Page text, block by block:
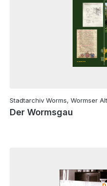
Stadtarchiv Worms, Wormser
Der Wormsgau